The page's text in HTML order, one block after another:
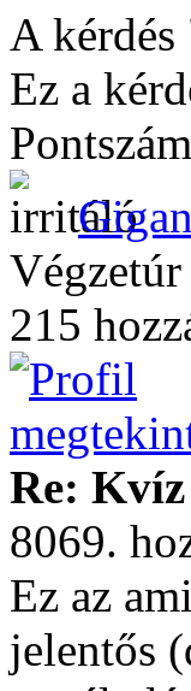
A kérdés
Ez a
Végzetúr
215
Re:
8069.
Ez az
jelentős